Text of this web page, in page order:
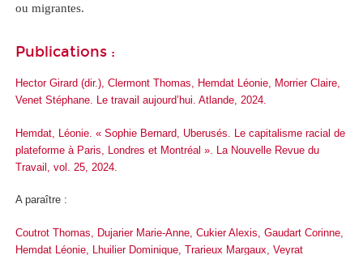
ou migrantes.
Publications :
Hector Girard (dir.), Clermont Thomas, Hemdat Léonie, Morrier Claire,
Venet Stéphane. Le travail aujourd’hui. Atlande, 2024.
Hemdat, Léonie. « Sophie Bernard, Uberusés. Le capitalisme racial de
plateforme à Paris, Londres et Montréal ». La Nouvelle Revue du
Travail , vol. 25, 2024.
A paraître :
Coutrot Thomas, Dujarier Marie-Anne, Cukier Alexis, Gaudart Corinne,
Hemdat Léonie, Lhuilier Dominique, Trarieux Margaux, Veyrat